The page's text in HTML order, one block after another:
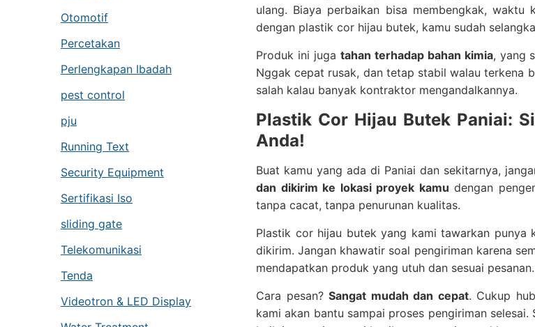
Otomotif
Percetakan
Perlengkapan Ibadah
pest control
pju
Running Text
Security Equipment
Sertifikasi Iso
sliding gate
Telekomunikasi
Tenda
Videotron & LED Display
ulang. Biaya perbaikan bisa membengkak,
dengan plastik cor hijau butek, kamu sudah
Produk ini juga tahan terhadap bahan kimia, yang
Nggak cepat rusak, dan tetap stabil walau terkena
salah kalau banyak kontraktor mengandalkannya.
Plastik Cor Hijau Butek Paniai:
Anda!
Buat kamu yang ada di Paniai dan sekitarnya,
dan dikirim ke lokasi proyek kamu dengan
tanpa cacat, tanpa penurunan kualitas.
Plastik cor hijau butek yang kami tawarkan punya
dikirim. Jangan khawatir soal pengiriman karena
mendapatkan produk yang utuh dan sesuai pesanan.
Cara pesan? Sangat mudah dan cepat. Cukup
kami akan bantu sampai proses pengiriman